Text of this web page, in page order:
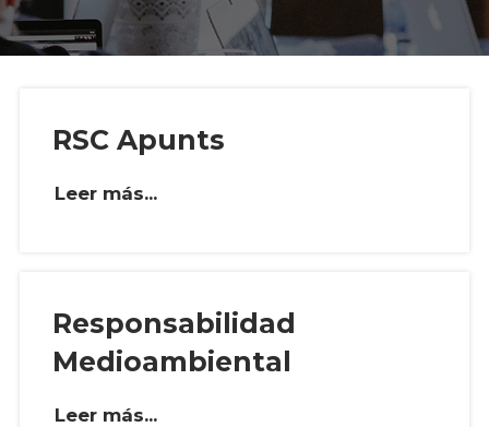
RSC Apunts
Leer más...
Responsabilidad
Medioambiental
Leer más...